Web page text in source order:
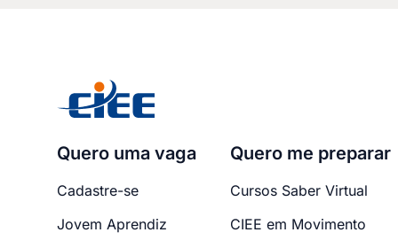
Quero uma vaga
Cadastre-se
Jovem Aprendiz
Quero me preparar
Cursos Saber Virtual
CIEE em Movimento